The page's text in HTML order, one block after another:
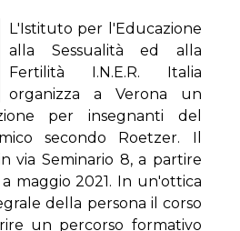
L'Istituto per l'Educazione
alla Sessualità ed alla
Fertilità I.N.E.R. Italia
organizza a Verona un
per insegnanti del
secondo Roetzer. Il
via Seminario 8, a partire
maggio 2021. In un'ottica
della persona il corso
un percorso formativo